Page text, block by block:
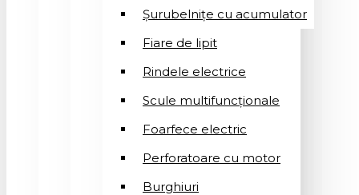
Șurubelnițe cu acumulator
Fiare de lipit
Rindele electrice
Scule multifuncționale
Foarfece electric
Perforatoare cu motor
Burghiuri